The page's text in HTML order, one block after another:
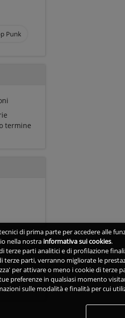
Punk
termine
di prima parte per accedere alle
nella nostra informativa sui cookies.
terze parti analitici e di profilazione
terze parti, verranno migliorate le
per attivare o meno i cookie di terze
preferenze in qualsiasi momento
sulle modalità e finalità per cui